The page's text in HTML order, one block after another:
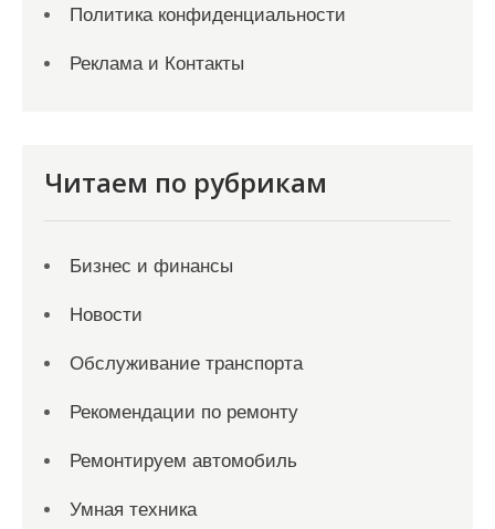
Политика конфиденциальности
Реклама и Контакты
Читаем по рубрикам
Бизнес и финансы
Новости
Обслуживание транспорта
Рекомендации по ремонту
Ремонтируем автомобиль
Умная техника